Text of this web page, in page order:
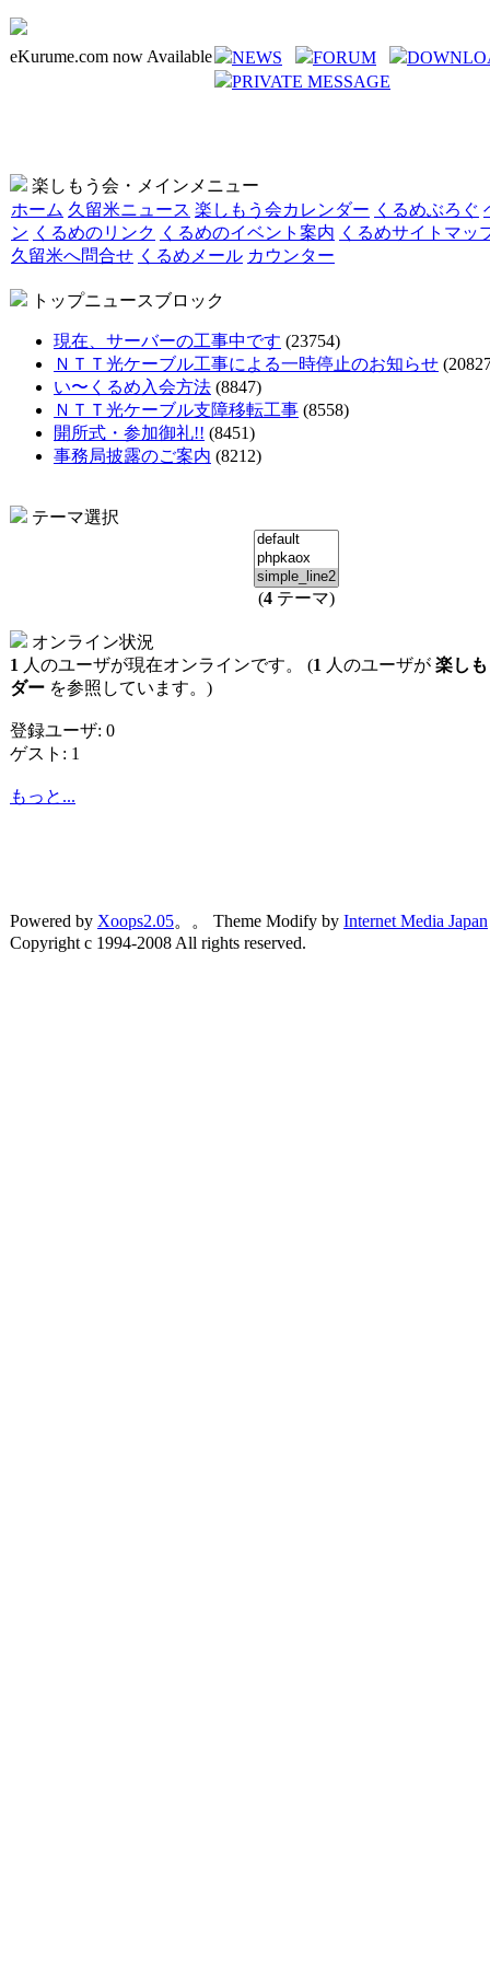
eKurume.com now Available NEWS FORUM
PRIVATE MESSAGE
楽しもう会・メインメニュー
ホーム 久留米ニュース 楽しもう会カレンダー くるめぶろぐ
ン くるめのリンク くるめのイベント案内 くるめサイトマッ
久留米へ問合せ くるめメール カウンター
トップニュースブロック
現在、サーバーの工事中です (23754)
ＮＴＴ光ケーブル工事による一時停止のお知らせ
い〜くるめ入会方法 (8847)
ＮＴＴ光ケーブル支障移転工事 (8558)
開所式・参加御礼!! (8451)
事務局披露のご案内 (8212)
テーマ選択
(4 テーマ)
オンライン状況
1 人のユーザが現在オンラインです。 (1 人のユーザが 楽し
ダー を参照しています。)
登録ユーザ: 0
ゲスト: 1
もっと...
Powered by Xoops2.05。。 Theme Modify by Internet Media Japan
Copyright c 1994-2008 All rights reserved.